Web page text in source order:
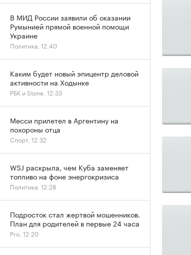
В МИД России заявили об оказании
Румынией прямой военной помощи
Украине
Политика, 12:40
Каким будет новый эпицентр деловой
активности на Ходынке
РБК и Stone, 12:33
Месси прилетел в Аргентину на
похороны отца
Спорт, 12:32
WSJ раскрыла, чем Куба заменяет
топливо на фоне энергокризиса
Политика, 12:28
Подросток стал жертвой мошенников.
План для родителей в первые 24 часа
Pro, 12:20